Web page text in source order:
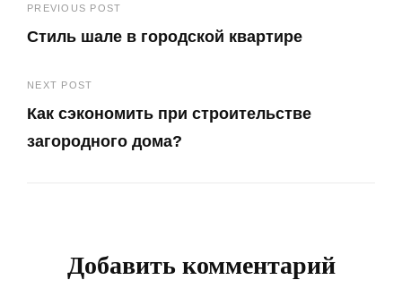
Навигация
по
записям
PREVIOUS POST
Стиль шале в городской квартире
Post
NEXT POST
Как сэкономить при строительстве
загородного дома?
Добавить комментарий